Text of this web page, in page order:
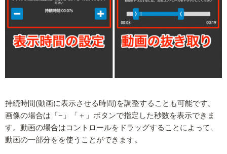
持続時間(動画に表示させる時間)を調整することも可能です。
画像の場合は「−」「＋」ボタンで指定した秒数を表示できま
す。動画の場合はコントロールをドラッグすることによって、
動画の一部分をを使うことができます。